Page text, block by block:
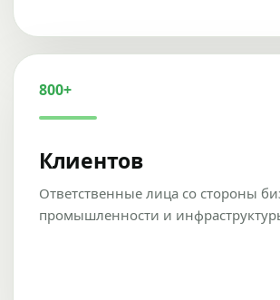
800+
Клиентов
Ответственные лица со стороны
промышленности и